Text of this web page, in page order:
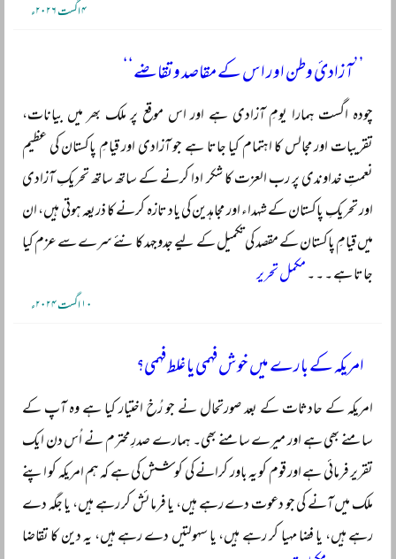
۴ اگست ۲۰۲۶ء
’’آزادئ وطن اور اس کے مقاصد و تقاضے‘‘
چودہ اگست ہمارا یومِ آزادی ہے اور اس موقع پر ملک بھر میں بیانات،
تقریبات اور مجالس کا اہتمام کیا جاتا ہے جو آزادی اور قیامِ پاکستان کی عظیم
نعمتِ خداوندی پر رب العزت کا شکر ادا کرنے کے ساتھ ساتھ تحریکِ آزادی
اور تحریکِ پاکستان کے شہداء اور مجاہدین کی یاد تازہ کرنے کا ذریعہ ہوتی ہیں، ان
میں قیامِ پاکستان کے مقصد کی تکمیل کے لیے جدوجہد کا نئے سرے سے عزم کیا
جاتا ہے ۔ ۔ ۔ مکمل تحریر
۱۰ اگست ۲۰۲۴ء
امریکہ کے بارے میں خوش فہمی یا غلط فہمی؟
امریکہ کے حادثات کے بعد صورتحال نے جو رُخ اختیار کیا ہے وہ آپ کے
سامنے بھی ہے اور میرے سامنے بھی۔ ہمارے صدرِ محترم نے اُس دن ایک
تقریر فرمائی ہے اور قوم کو یہ باور کرانے کی کوشش کی ہے کہ ہم امریکہ کو اپنے
ملک میں آنے کی جو دعوت دے رہے ہیں، یا فرمائش کر رہے ہیں، یا جگہ دے
رہے ہیں، یا فضا مہیا کر رہے ہیں، یا سہولتیں دے رہے ہیں، یہ دین کا تقاضا